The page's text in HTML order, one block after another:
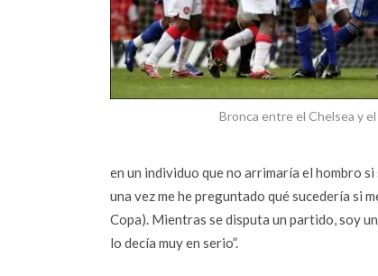
Bronca entre el Chelsea y
en un individuo que no arrimaría el hombro
una vez me he preguntado qué sucedería si
Copa). Mientras se disputa un partido, soy
lo decía muy en serio”.